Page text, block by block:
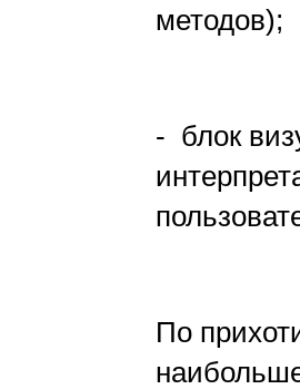
методов);
- блок
По